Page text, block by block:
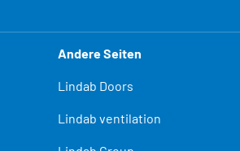
Andere Seiten
Lindab Doors
Lindab ventilation